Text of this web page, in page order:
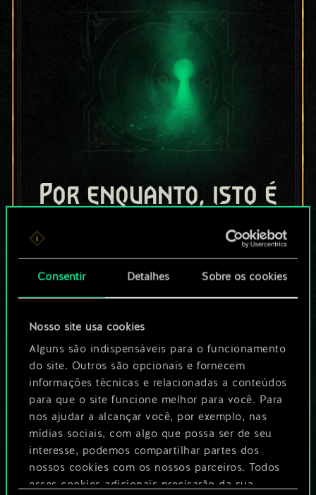
Consentir Detalhes Sobre os cookies
Nosso site usa cookies
Alguns são indispensáveis para o funcionamento
do site. Outros são opcionais e fornecem
informações técnicas e relacionadas a conteúdos
para que o site funcione melhor para você. Para
nos ajudar a alcançar você, por exemplo, nas
mídias sociais, com algo que possa ser de seu
interesse, podemos compartilhar partes dos
nossos cookies com os nossos parceiros. Todos
esses cookies adicionais precisarão da sua
Por enquanto, isto é
apenas um conjunto
de cartas
compartilhado.
No entanto, dá para
ser muito mais!
Dê um nome para este baralho e crie
um guia
Editar baralho